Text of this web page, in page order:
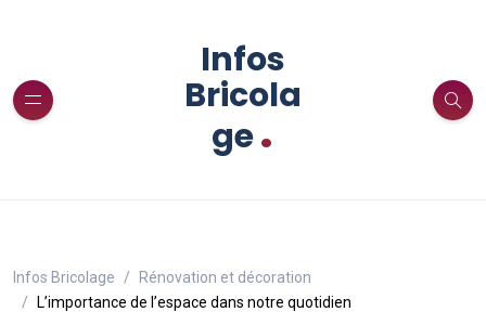
Infos
Bricola
ge.
Infos Bricolage
Rénovation et décoration
L’importance de l’espace dans notre quotidien